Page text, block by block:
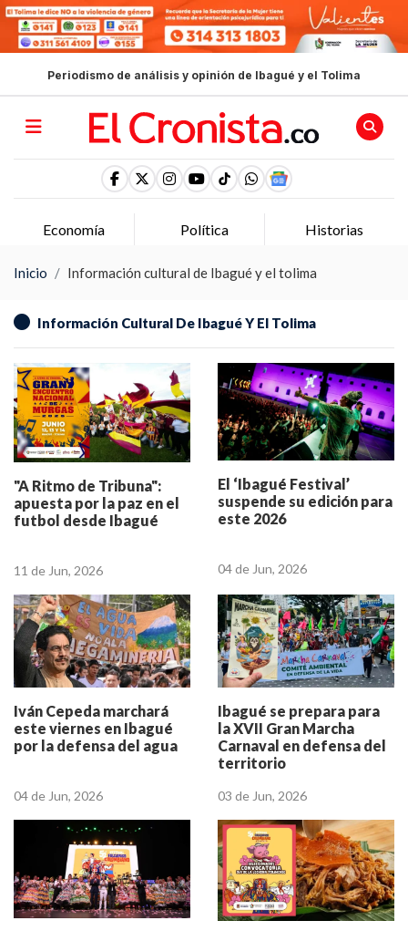
Periodismo de análisis y opinión de Ibagué y el Tolima
Economía Política Historias
Inicio Información cultural de Ibagué y el tolima
Información Cultural De Ibagué Y El Tolima
"A Ritmo de Tribuna":
apuesta por la paz en el
futbol desde Ibagué
11 de Jun, 2026
El ‘Ibagué Festival’
suspende su edición para
este 2026
04 de Jun, 2026
Iván Cepeda marchará
este viernes en Ibagué
por la defensa del agua
04 de Jun, 2026
Ibagué se prepara para
la XVII Gran Marcha
Carnaval en defensa del
territorio
03 de Jun, 2026